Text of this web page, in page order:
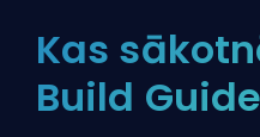
Kas
Build